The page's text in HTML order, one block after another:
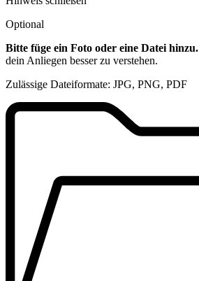
Optional
Bitte füge ein Foto oder eine Datei hinzu.
dein Anliegen besser zu verstehen.
Zulässige Dateiformate: JPG, PNG, PDF